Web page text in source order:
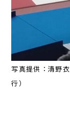
写真提供：清野
行）